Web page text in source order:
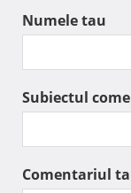
Numele tau
Subiectul
Comentariul